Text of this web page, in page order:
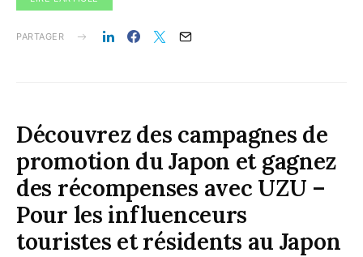
PARTAGER
Découvrez des campagnes de
promotion du Japon et gagnez
des récompenses avec UZU –
Pour les influenceurs
touristes et résidents au Japon